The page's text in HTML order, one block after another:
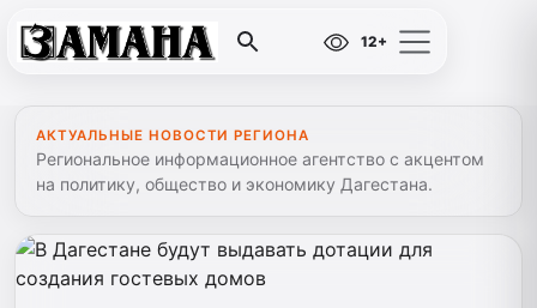
12+
АКТУАЛЬНЫЕ НОВОСТИ РЕГИОНА
Региональное информационное агентство с акцентом
на политику, общество и экономику Дагестана.